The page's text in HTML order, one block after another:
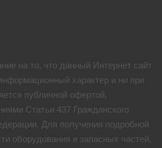
на то, что данный Интернет сайт
характер и ни при
публичной офертой,
Статьи 437 Гражданского
Для получения подробной
оборудования и запасных частей,